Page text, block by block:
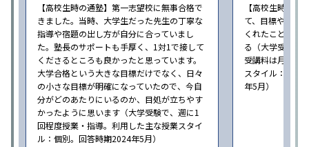
【高校生時の通塾】第一志望校に無事合格で
きました。当時、大学生だった先生の丁寧な
指導や宿題の出し方が自分に合っていまし
た。塾長のサポートも手厚く、1対1で接して
くださるところも良かったと思っています。
大学合格という大きな目標だけでなく、日々
の小さな目標が明確になっていたので、今自
分がどのあたりにいるのか、目処が立ちやす
かったように思います（大学受験で、週に1
回程度授業・指導。利用した主な授業スタイ
ル：個別。回答時期2024年5月）
【高校生時の通
て、目標や勉強
くれたことが、
る（大学受験で
受講料は月
スタイル：個別
年5月）